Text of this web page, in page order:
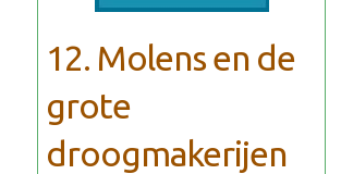
12. Molens en de
grote
droogmakerijen